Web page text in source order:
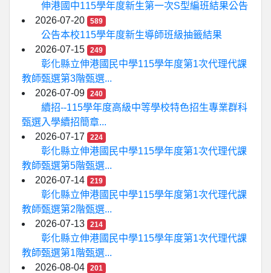
伸港國中115學年度新生第一次S型編班結果公告
2026-07-20
589
公告本校115學年度新生導師班級抽籤結果
2026-07-15
249
彰化縣立伸港國民中學115學年度第1次代理代課
教師甄選第3階甄選...
2026-07-09
240
續招--115學年度高級中等學校特色招生專業群科
甄選入學續招簡章...
2026-07-17
224
彰化縣立伸港國民中學115學年度第1次代理代課
教師甄選第5階甄選...
2026-07-14
219
彰化縣立伸港國民中學115學年度第1次代理代課
教師甄選第2階甄選...
2026-07-13
214
彰化縣立伸港國民中學115學年度第1次代理代課
教師甄選第1階甄選...
2026-08-04
201